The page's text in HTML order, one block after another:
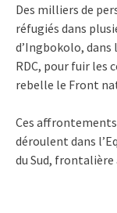
Des milliers de
réfugiés dans
d’Ingbokolo, dans
RDC, pour fuir les
rebelle le Front
Ces
déroulent dans
du Sud, frontalière